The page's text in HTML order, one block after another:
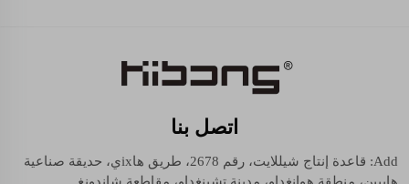
اتصل بنا
Add: قاعدة إنتاج شيللايت، رقم 2678، طريق هاixي، حديقة صناعية